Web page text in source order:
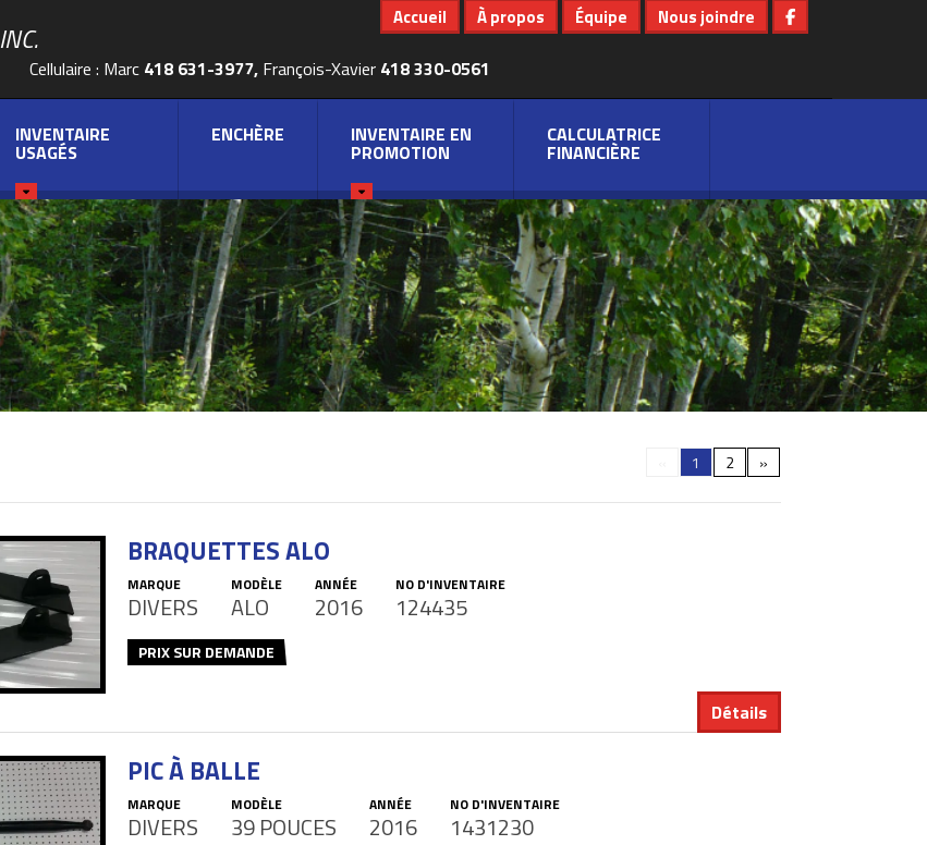
INC.
Cellulaire : Marc 418 631-3977, François-Xavier 418 330-0561
Accueil À propos Équipe Nous joindre
INVENTAIRE
USAGÉS
ENCHÈRE INVENTAIRE EN
PROMOTION
CALCULATRICE
FINANCIÈRE
1 2 »
Détails
BRAQUETTES ALO
MARQUE
DIVERS
MODÈLE
ALO
ANNÉE
2016
NO D'INVENTAIRE
124435
PRIX SUR DEMANDE
PIC À BALLE
MARQUE
DIVERS
MODÈLE
39 POUCES
ANNÉE
2016
NO D'INVENTAIRE
1431230